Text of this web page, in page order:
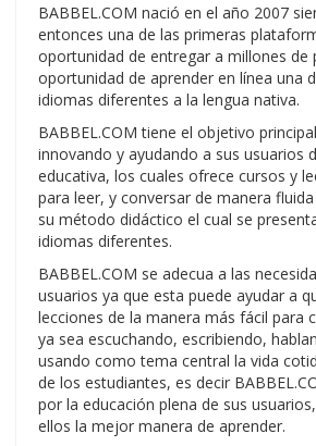
BABBEL.COM nació en el año 2007
entonces una de las primeras
oportunidad de entregar a millones de
oportunidad de aprender en línea una
idiomas diferentes a la lengua nativa.
BABBEL.COM tiene el objetivo
innovando y ayudando a sus usuarios
educativa, los cuales ofrece cursos y
para leer, y conversar de manera
su método didáctico el cual se
idiomas diferentes.
BABBEL.COM se adecua a las
usuarios ya que esta puede ayudar a
lecciones de la manera más fácil para
ya sea escuchando, escribiendo,
usando como tema central la vida
de los estudiantes, es decir
por la educación plena de sus
ellos la mejor manera de aprender.